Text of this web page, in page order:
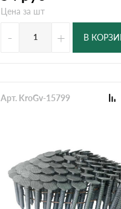
Цена за шт
- + В
Арт. KroGv-15799